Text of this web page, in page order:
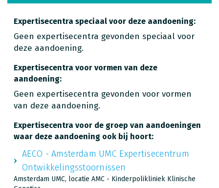
Expertisecentra speciaal voor deze aandoening:
Geen expertisecentra gevonden speciaal voor
deze aandoening.
Expertisecentra voor vormen van deze
aandoening:
Geen expertisecentra gevonden voor vormen
van deze aandoening.
Expertisecentra voor de groep van aandoeningen
waar deze aandoening ook bij hoort:
AECO - Amsterdam UMC Expertisecentrum
Ontwikkelingsstoornissen
Amsterdam UMC, locatie AMC - Kinderpolikliniek Klinische